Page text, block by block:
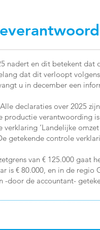
nadert en dit betekent
dat dit verloopt
u in december een
declaraties over 2025
productie verantwoording
verklaring ‘Landelijke
getekende controle
van € 125.000 gaat
is € 80.000, en in de regio
-door de accountant-